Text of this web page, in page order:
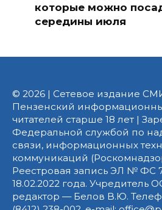
которые можно
середины июля
© 2026 | Сетевое издание
Пензенский
читателей старше 18 лет |
Федеральной службой по
связи, информационных
коммуникаций
Реестровая запись ЭЛ № ФС
18.02.2022 года. Учредитель
редактор — Белов В.Ю.